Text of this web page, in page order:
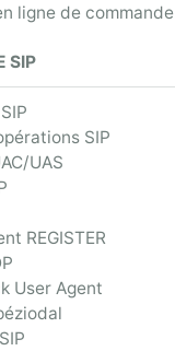
ligne de commande
SIP
SIP
UAS
REGISTER
User Agent